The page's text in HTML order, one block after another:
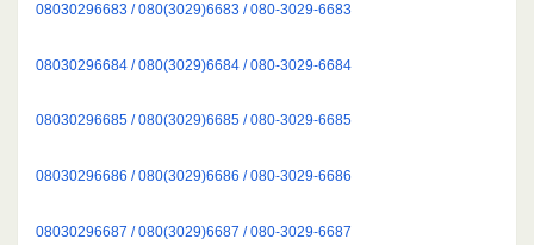
08030296683 / 080(3029)6683 / 080-3029-6683
08030296684 / 080(3029)6684 / 080-3029-6684
08030296685 / 080(3029)6685 / 080-3029-6685
08030296686 / 080(3029)6686 / 080-3029-6686
08030296687 / 080(3029)6687 / 080-3029-6687